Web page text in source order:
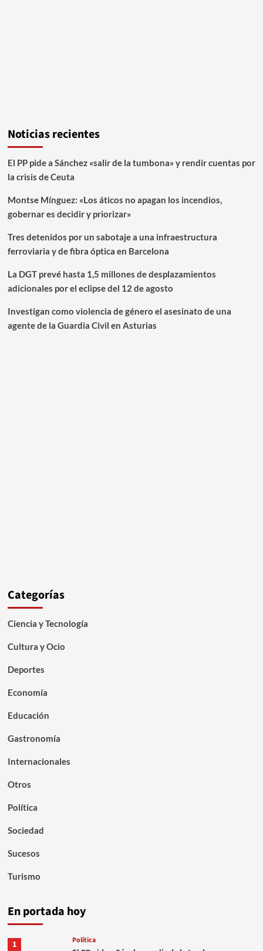
Noticias recientes
El PP pide a Sánchez «salir de la tumbona» y rendir cuentas por
la crisis de Ceuta
Montse Mínguez: «Los áticos no apagan los incendios,
gobernar es decidir y priorizar»
Tres detenidos por un sabotaje a una infraestructura
ferroviaria y de fibra óptica en Barcelona
La DGT prevé hasta 1,5 millones de desplazamientos
adicionales por el eclipse del 12 de agosto
Investigan como violencia de género el asesinato de una
agente de la Guardia Civil en Asturias
Categorías
Ciencia y Tecnología
Cultura y Ocio
Deportes
Economía
Educación
Gastronomía
Internacionales
Otros
Política
Sociedad
Sucesos
Turismo
En portada hoy
1 Política